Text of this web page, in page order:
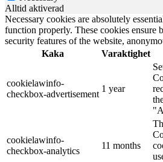
Alltid aktiverad
Necessary cookies are absolutely
function properly. These cookies ensure
security features of the website,
Kaka
Varaktighet
cookielawinfo-
checkbox-advertisement
1 year
cookielawinfo-
checkbox-analytics
11 months